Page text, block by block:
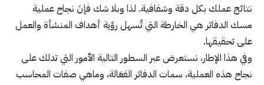
نتائج عملك بكل دقة وشفافية. لذا وبلا شك فإنَ نجاح عملية
مسك الدفاتر هي الخارطة التي تُسهل رؤية أهداف المنشأة والعمل
على تحقيقها.
وفي هذا الإطار، نستعرض عبر السطور التالية الأمور التي تدلك على
نجاح هذه العملية، سمات الدفاتر الفعَالة، وماهي صفات المحاسب